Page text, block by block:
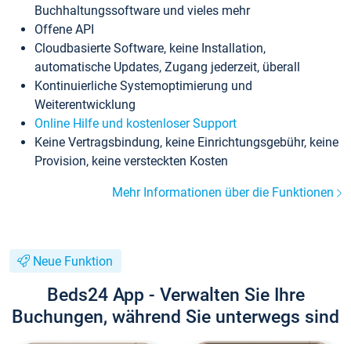
Buchhaltungssoftware und vieles mehr
Offene API
Cloudbasierte Software, keine Installation,
automatische Updates, Zugang jederzeit, überall
Kontinuierliche Systemoptimierung und
Weiterentwicklung
Online Hilfe und kostenloser Support
Keine Vertragsbindung, keine Einrichtungsgebühr, keine
Provision, keine versteckten Kosten
Mehr Informationen über die Funktionen
Neue Funktion
Beds24 App - Verwalten Sie Ihre
Buchungen, während Sie unterwegs sind